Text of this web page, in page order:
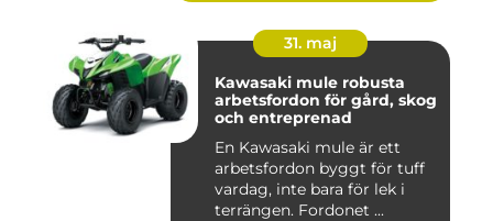
31. maj
Kawasaki mule robusta
arbetsfordon för gård, skog
och entreprenad
En Kawasaki mule är ett
arbetsfordon byggt för tuff
vardag, inte bara för lek i
terrängen. Fordonet ...